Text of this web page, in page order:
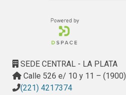
SEDE CENTRAL - LA PLATA
Calle 526 e/ 10 y 11 – (1900)
(221) 4217374